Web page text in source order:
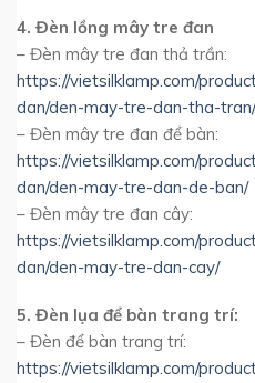
4. Đèn lồng mây tre đan
– Đèn mây tre đan thả trần:
https://vietsilklamp.com/
dan/den-may-tre-dan-tha-tran/
– Đèn mây tre đan để bàn:
https://vietsilklamp.com/
dan/den-may-tre-dan-de-ban/
– Đèn mây tre đan cây:
https://vietsilklamp.com/
dan/den-may-tre-dan-cay/
5. Đèn lụa để bàn trang trí:
– Đèn để bàn trang trí:
https://vietsilklamp.com/